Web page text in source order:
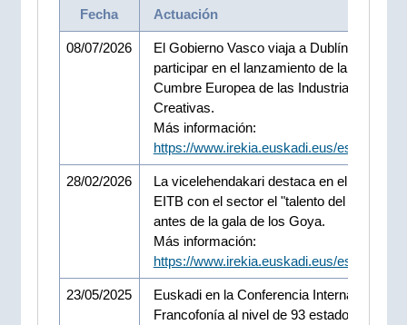
Fecha Actuación
08/07/2026
El Gobierno Vasco viaja a Dublín para
participar en el lanzamiento de la próxima
Cumbre Europea de las Industrias
Creativas.
Más información:
https://www.irekia.euskadi.eus/es/news/
28/02/2026
La vicelehendakari destaca en el
EITB con el sector el "talento del cine
antes de la gala de los Goya.
Más información:
https://www.irekia.euskadi.eus/es/news/
23/05/2025
Euskadi en la Conferencia Internacional
Francofonía al nivel de 93 estados de todo